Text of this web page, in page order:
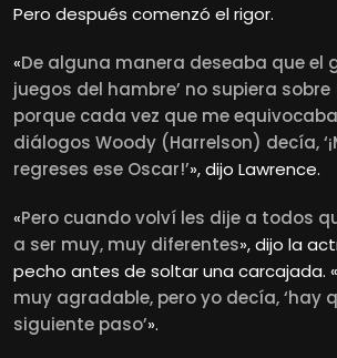
Pero después comenzó el rigor.
«De alguna manera deseaba que el
juegos del hambre’ no supiera
porque cada vez que me
diálogos Woody (Harrelson) decía,
regreses ese Oscar!’», dijo Lawrence.
«Pero cuando volví les dije a todos
a ser muy, muy diferentes», dijo la
pecho antes de soltar una carcajada. «
muy agradable, pero yo decía, ‘hay
siguiente paso’».